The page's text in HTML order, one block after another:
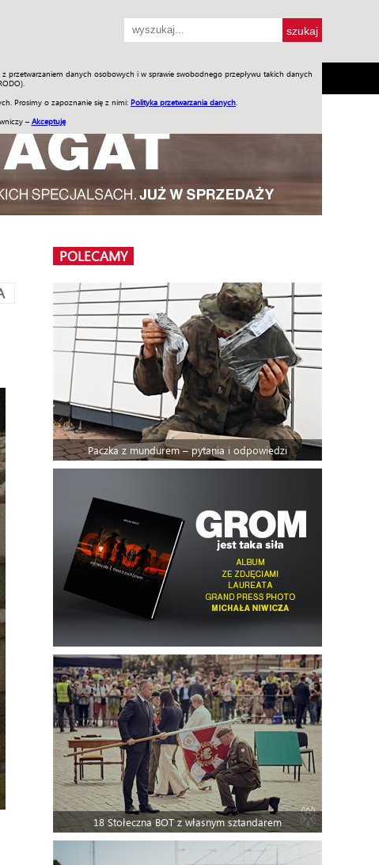
przetwarzaniem danych osobowych i w sprawie swobodnego przepływu takich danych
Prosimy o zapoznanie się z nimi: Polityka przetwarzania danych
– Akceptuję
SKLEP Jednodniówki Praca w WIW
POLECAMY
Paczka z mundurem – pytania i odpowiedzi
18 Stołeczna BOT z własnym sztandarem